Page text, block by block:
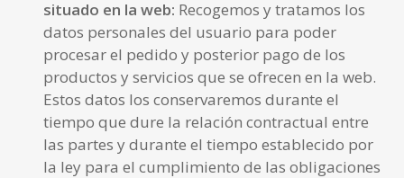
situado en la web: Recogemos y tratamos los
datos personales del usuario para poder
procesar el pedido y posterior pago de los
productos y servicios que se ofrecen en la web.
Estos datos los conservaremos durante el
tiempo que dure la relación contractual entre
las partes y durante el tiempo establecido por
la ley para el cumplimiento de las obligaciones